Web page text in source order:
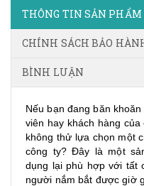
THÔNG TIN SẢN PHẨM
CHÍNH SÁCH BẢO
BÌNH LUẬN
Nếu bạn đang băn
viên hay khách hàng
không thử lựa chọn một
công ty? Đây là một
dụng lại phù hợp với tất
người nắm bắt được giờ